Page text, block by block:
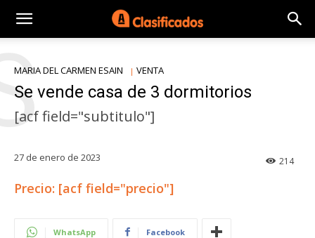
MARIA DEL CARMEN ESAIN VENTA
Se vende casa de 3 dormitorios
[acf field="subtitulo"]
27 de enero de 2023 214
Precio: [acf field="precio"]
WhatsApp Facebook